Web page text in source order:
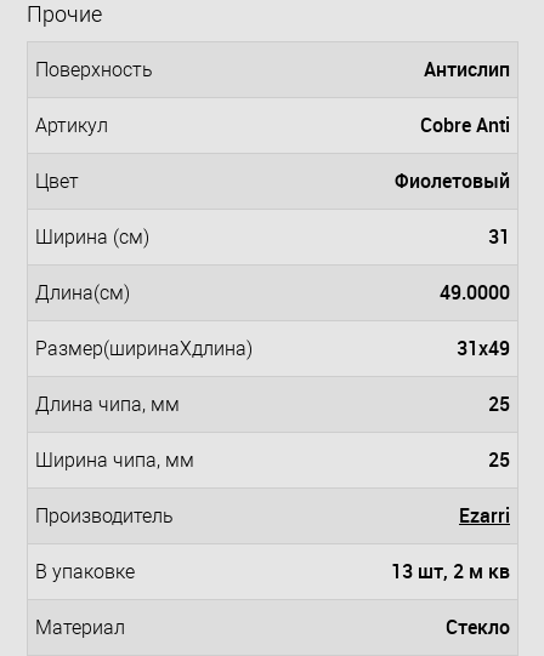
Прочие
Поверхность Антислип
Артикул Cobre Anti
Цвет Фиолетовый
Ширина (см) 31
Длина(см) 49.0000
Размер(ширинаXдлина) 31x49
Длина чипа, мм 25
Ширина чипа, мм 25
Производитель Ezarri
В упаковке 13 шт, 2 м кв
Материал Стекло